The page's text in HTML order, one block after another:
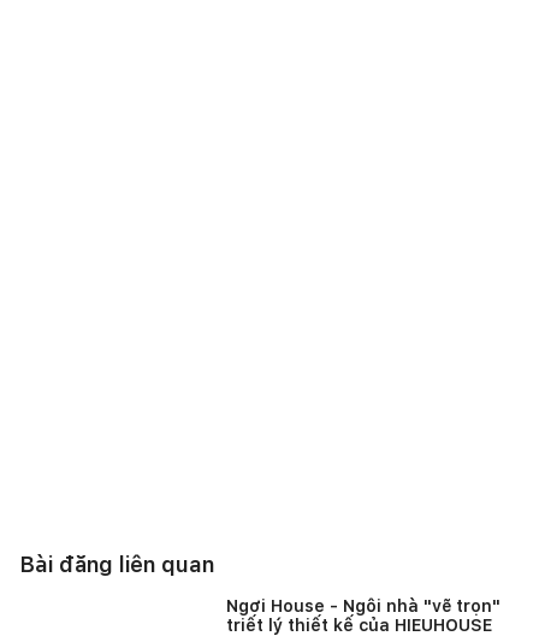
Bài đăng liên quan
Ngơi House - Ngôi nhà "vẽ trọn"
triết lý thiết kế của HIEUHOUSE